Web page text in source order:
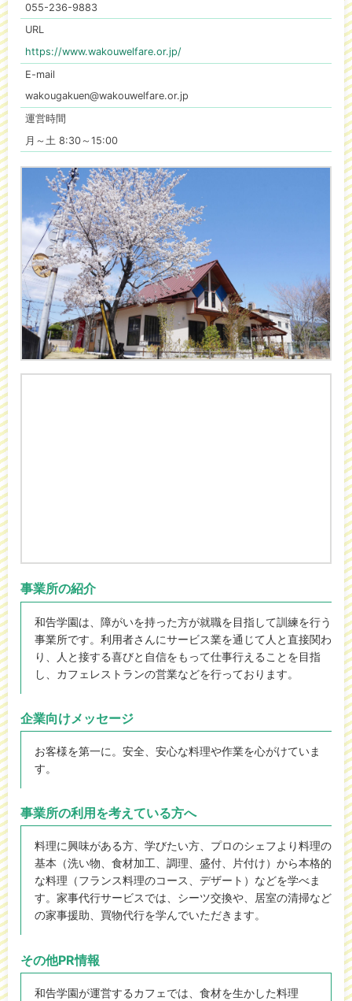
055-236-9883
URL
https://www.wakouwelfare.or.jp/
E-mail
wakougakuen@wakouwelfare.or.jp
運営時間
月～土 8:30～15:00
事業所の紹介
和告学園は、障がいを持った方が就職を目指して訓練を行う
事業所です。利用者さんにサービス業を通じて人と直接関わ
り、人と接する喜びと自信をもって仕事行えることを目指
し、カフェレストランの営業などを行っております。
企業向けメッセージ
お客様を第一に。安全、安心な料理や作業を心がけていま
す。
事業所の利用を考えている方へ
料理に興味がある方、学びたい方、プロのシェフより料理の
基本（洗い物、食材加工、調理、盛付、片付け）から本格的
な料理（フランス料理のコース、デザート）などを学べま
す。家事代行サービスでは、シーツ交換や、居室の清掃など
の家事援助、買物代行を学んでいただきます。
その他PR情報
和告学園が運営するカフェでは、食材を生かした料理